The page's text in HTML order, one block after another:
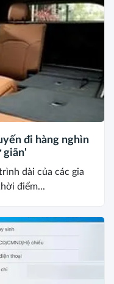
đi hàng nghìn
giãn'
dài của các gia
điểm...